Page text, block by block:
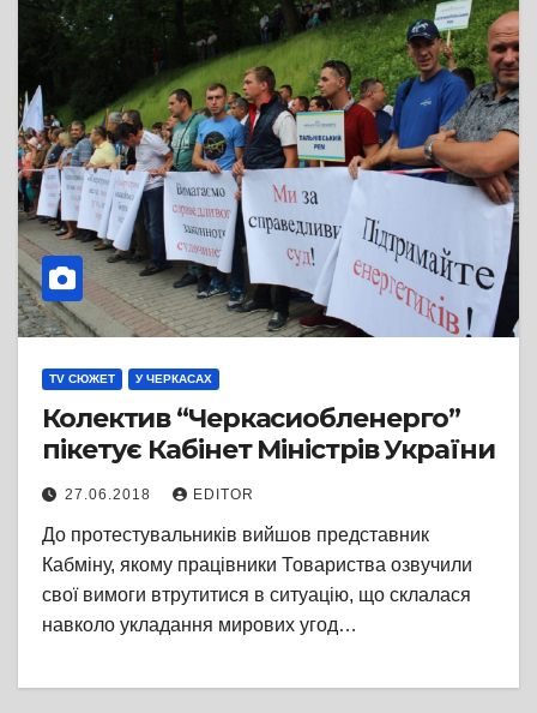
TV СЮЖЕТ У ЧЕРКАСАХ
Колектив “Черкасиобленерго”
пікетує Кабінет Міністрів України
27.06.2018 EDITOR
До протестувальників вийшов представник
Кабміну, якому працівники Товариства озвучили
свої вимоги втрутитися в ситуацію, що склалася
навколо укладання мирових угод…